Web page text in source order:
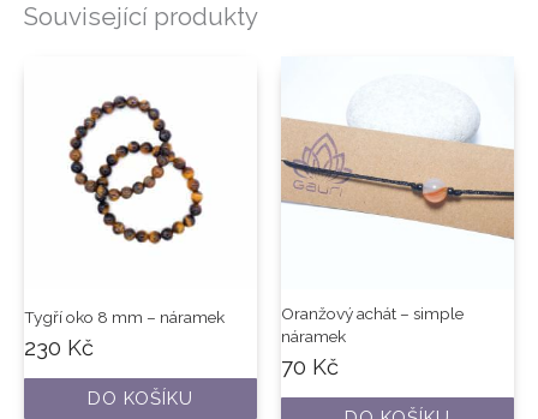
Související produkty
Tygří oko 8 mm – náramek
230 Kč
DO KOŠÍKU
Oranžový achát – simple
náramek
70 Kč